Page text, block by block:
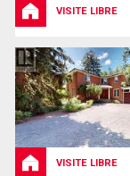
VISITE LIBRE
VISITE LIBRE